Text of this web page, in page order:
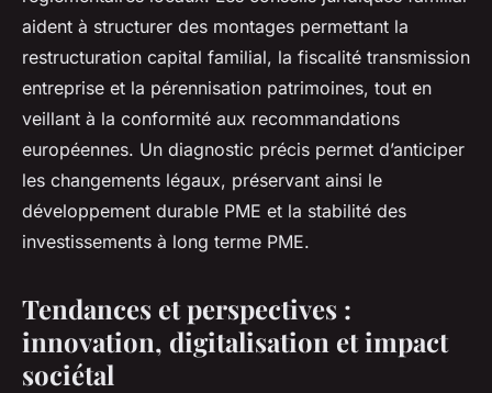
aident à structurer des montages permettant la
restructuration capital familial, la fiscalité transmission
entreprise et la pérennisation patrimoines, tout en
veillant à la conformité aux recommandations
européennes. Un diagnostic précis permet d’anticiper
les changements légaux, préservant ainsi le
développement durable PME et la stabilité des
investissements à long terme PME.
Tendances et perspectives :
innovation, digitalisation et impact
sociétal